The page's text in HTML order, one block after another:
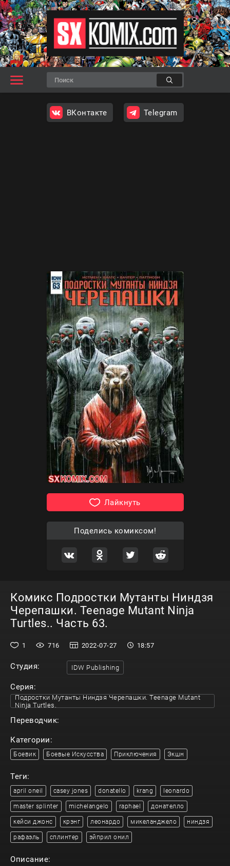
ВКонтакте Telegram
Лайкнуть
Поделись комиксом!
Комикс Подростки Мутанты Ниндзя
Черепашки. Teenage Mutant Ninja
Turtles.. Часть 63.
1 716 2022-07-27 18:57
Студия: IDW Publishing
Серия:
Подростки Мутанты Ниндзя Черепашки. Teenage Mutant
Ninja Turtles.
Переводчик:
Категории:
Боевик Боевые Искусства Приключения Экшн
Теги:
april oneil casey jones donatello krang leonardo
master splinter michelangelo raphael донателло
кейси джонс крэнг леонардо микеланджело ниндзя
рафаэль сплинтер эйприл онил
Описание: